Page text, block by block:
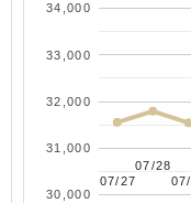
07/27
07/27
07/28
07/28
30,000
31,000
32,000
33,000
34,000